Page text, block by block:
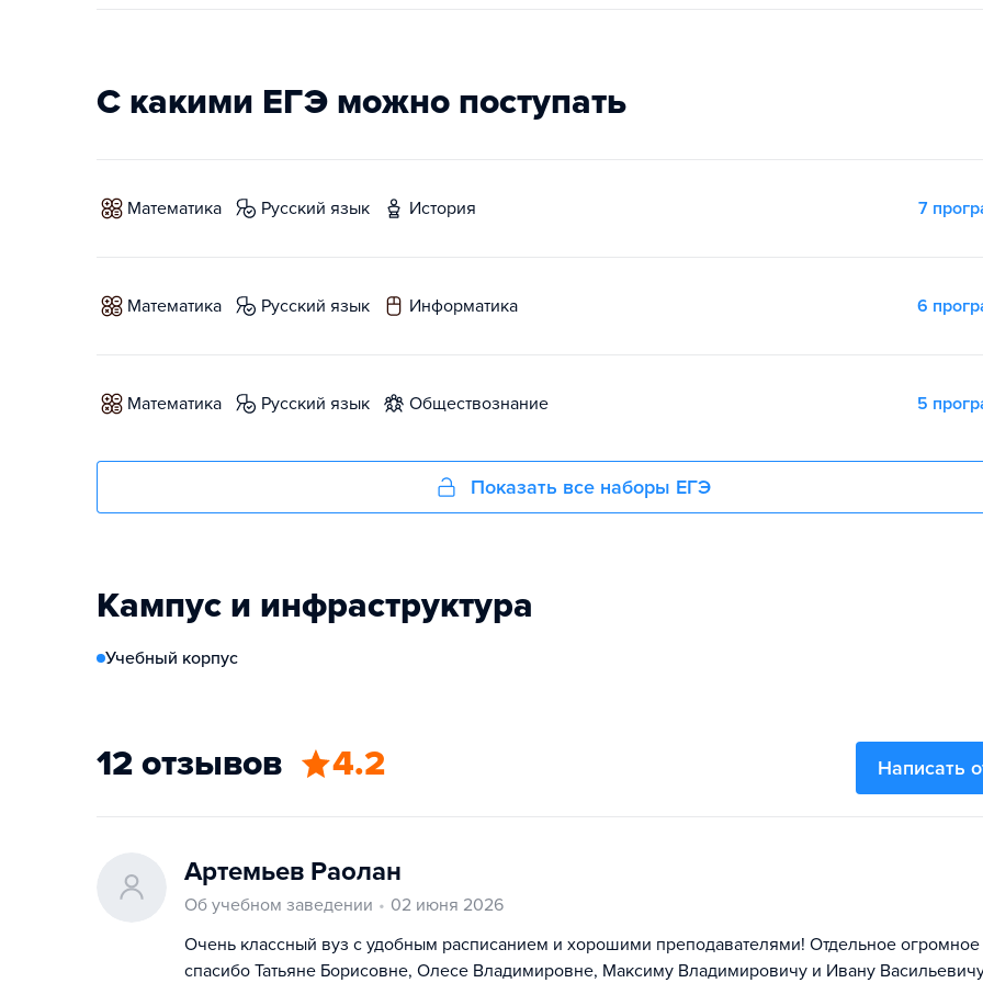
С какими ЕГЭ можно поступать
математика русский язык история 7
математика русский язык информатика 6
математика русский язык обществознание 5
Показать все наборы ЕГЭ
Кампус и инфраструктура
Учебный корпус
12 отзывов 4.2 Написать
Артемьев Раолан
Об учебном заведении
02 июня 2026
Очень классный вуз с удобным расписанием и хорошими преподавателями! Отдельное огромное
спасибо Татьяне Борисовне, Олесе Владимировне, Максиму Владимировичу и Ивану